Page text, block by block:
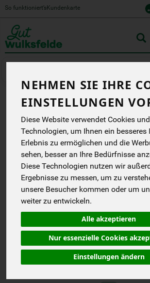
NEHMEN SIE IHRE
EINSTELLUNGEN
Diese Website verwendet Cookies
Technologien, um Ihnen ein besseres
Erlebnis zu ermöglichen und die
sehen, besser an Ihre Bedürfnisse
Diese Technologien nutzen wir
Ergebnisse zu messen, um zu
unsere Besucher kommen oder um
weiter zu entwickeln.
Alle akzeptieren
Nur essenzielle Cookies
Einstellungen ändern
So funktioniert’s Kundenkarte
BELCANTE
TROCKEN
Saftig, lecker
Vivolovin
DE-ÖKO-007
MEHRWEG
(6,45 € / Liter)
ab 6: 1 l 5,10 €
alc. 14,0% vol.
inkl. 19% MwSt.